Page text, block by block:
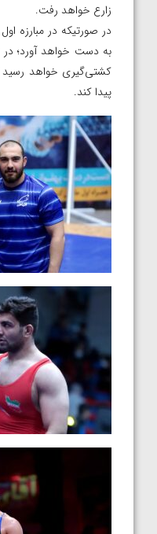
زارع خواهد رفت.
در صورتیکه در مبارزه
به دست خواهد آورد؛
پیدا کند.